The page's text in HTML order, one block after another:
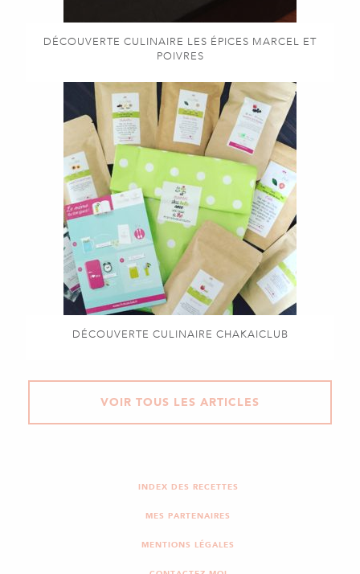
DÉCOUVERTE CULINAIRE LES ÉPICES MARCEL ET
POIVRES
DÉCOUVERTE CULINAIRE CHAKAICLUB
VOIR TOUS LES ARTICLES
INDEX DES RECETTES
MES PARTENAIRES
MENTIONS LÉGALES